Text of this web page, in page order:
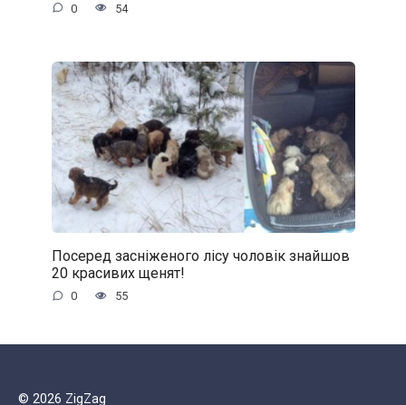
0 54
Посеред засніженого лісу чоловік знайшов
20 красивих щенят!
0 55
© 2026 ZigZag